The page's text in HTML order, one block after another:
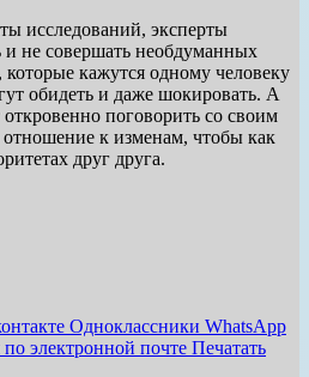
исследований, эксперты
и не совершать необдуманных
кажутся одному человеку
обидеть и даже шокировать. А
откровенно поговорить со своим
к изменам, чтобы как
друг друга.
Одноклассники WhatsApp
электронной почте Печатать